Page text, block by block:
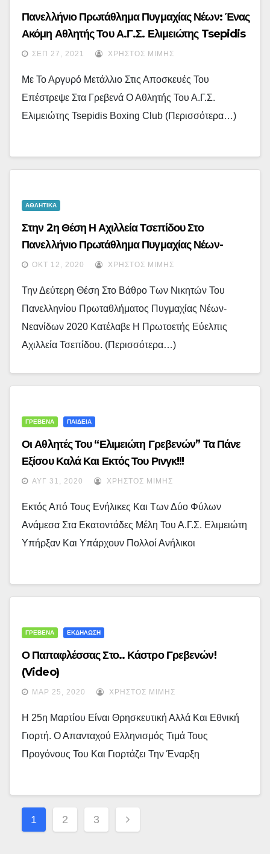
Πανελλήνιο Πρωτάθλημα Πυγμαχίας Νέων: Ένας
Ακόμη Αθλητής Του Α.Γ.Σ. Ελιμειώτης Tsepidis
Boxing Club, Κατέκτησε Πανελλήνιο Μετάλλιο
ΣΕΠ 27, 2021 ΧΡΉΣΤΟΣ ΜΊΜΗΣ
Με Το Αργυρό Μετάλλιο Στις Αποσκευές Του
Επέστρεψε Στα Γρεβενά Ο Αθλητής Του Α.Γ.Σ.
Ελιμειώτης Tsepidis Boxing Club (περισσότερα…)
ΑΘΛΗΤΙΚΑ
Στην 2η Θέση Η Αχιλλεία Τσεπίδου Στο
Πανελλήνιο Πρωτάθλημα Πυγμαχίας Νέων-
Νεανίδων 2020
ΟΚΤ 12, 2020 ΧΡΉΣΤΟΣ ΜΊΜΗΣ
Την Δεύτερη Θέση Στο Βάθρο Των Νικητών Του
Πανελληνίου Πρωταθλήματος Πυγμαχίας Νέων-
Νεανίδων 2020 Κατέλαβε Η Πρωτοετής Εύελπις
Αχιλλεία Τσεπίδου. (περισσότερα…)
ΓΡΕΒΕΝΑ ΠΑΙΔΕΙΑ
Οι Αθλητές Του “Ελιμειώτη Γρεβενών” Τα Πάνε
Εξίσου Καλά Και Εκτός Του Ρινγκ!!!
ΑΥΓ 31, 2020 ΧΡΉΣΤΟΣ ΜΊΜΗΣ
Εκτός Από Τους Ενήλικες Και Των Δύο Φύλων
Ανάμεσα Στα Εκατοντάδες Μέλη Του Α.Γ.Σ. Ελιμειώτη
Υπήρξαν Και Υπάρχουν Πολλοί Ανήλικοι
ΓΡΕΒΕΝΑ ΕΚΔΗΛΩΣΗ
Ο Παπαφλέσσας Στο.. Κάστρο Γρεβενών!
(video)
ΜΑΡ 25, 2020 ΧΡΉΣΤΟΣ ΜΊΜΗΣ
Η 25η Μαρτίου Είναι Θρησκευτική Αλλά Και Εθνική
Γιορτή. Ο Απανταχού Ελληνισμός Τιμά Τους
Προγόνους Του Και Γιορτάζει Την Έναρξη
Σελιδοποίηση
Άρθρων
1 2 3